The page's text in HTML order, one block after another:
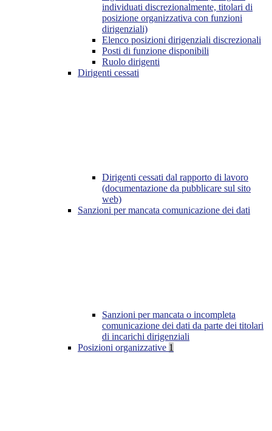
individuati discrezionalmente, titolari di
posizione organizzativa con funzioni
dirigenziali)
Elenco posizioni dirigenziali discrezionali
Posti di funzione disponibili
Ruolo dirigenti
Dirigenti cessati
Dirigenti cessati dal rapporto di lavoro
(documentazione da pubblicare sul sito
web)
Sanzioni per mancata comunicazione dei dati
Sanzioni per mancata o incompleta
comunicazione dei dati da parte dei titolari
di incarichi dirigenziali
Posizioni organizzative 1